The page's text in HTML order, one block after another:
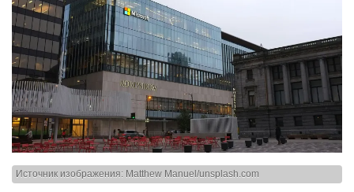
Источник изображения: Matthew Manuel/unsplash.com